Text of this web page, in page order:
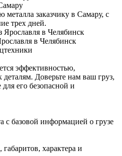
металла заказчику в Самару, с
трех дней.
в Челябинск
эффективностью,
Доверьте нам ваш груз,
его безопасной и
с базовой информацией о грузе
характера и